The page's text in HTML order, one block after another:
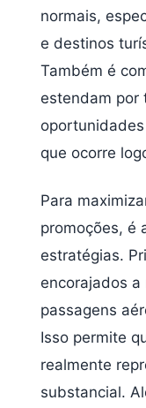
normais,
e destinos
Também é
estendam por
que ocorre
Para
promoções, é
estratégias.
encorajados
passagens
Isso permite
realmente
substancial.